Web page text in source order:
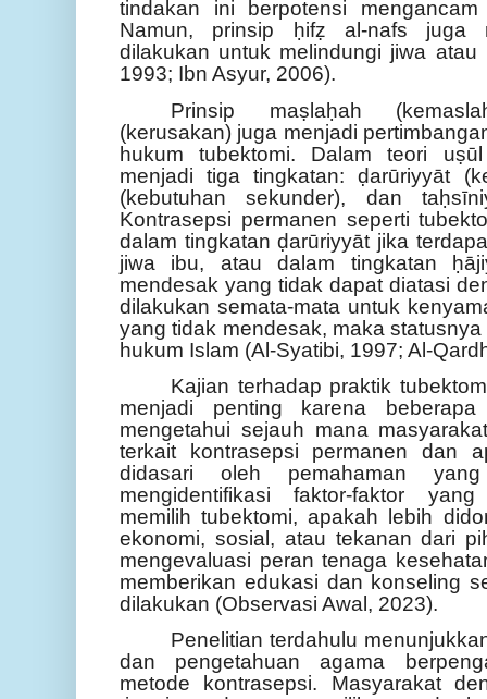
tindakan ini berpotensi
Namun, prinsip ḥifẓ al-nafs juga
dilakukan untuk melindungi jiwa atau
1993; Ibn Asyur, 2006).
Prinsip maṣlaḥah
(kerusakan) juga menjadi
hukum tubektomi. Dalam teori
menjadi tiga tingkatan: ḍarūriyyāt
(kebutuhan sekunder), dan
Kontrasepsi permanen seperti
dalam tingkatan ḍarūriyyāt jika
jiwa ibu, atau dalam tingkatan
mendesak yang tidak dapat diatasi
dilakukan semata-mata untuk
yang tidak mendesak, maka
hukum Islam (Al-Syatibi, 1997; Al-
Kajian terhadap praktik
menjadi penting karena
mengetahui sejauh mana
terkait kontrasepsi permanen dan
didasari oleh pemahaman
mengidentifikasi faktor-faktor
memilih tubektomi, apakah lebih
ekonomi, sosial, atau tekanan dari
mengevaluasi peran tenaga
memberikan edukasi dan konseling
dilakukan (Observasi Awal, 2023).
Penelitian terdahulu
dan pengetahuan agama
metode kontrasepsi. Masyarakat